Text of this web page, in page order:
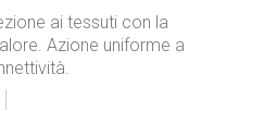
ai tessuti con la
Azione uniforme a